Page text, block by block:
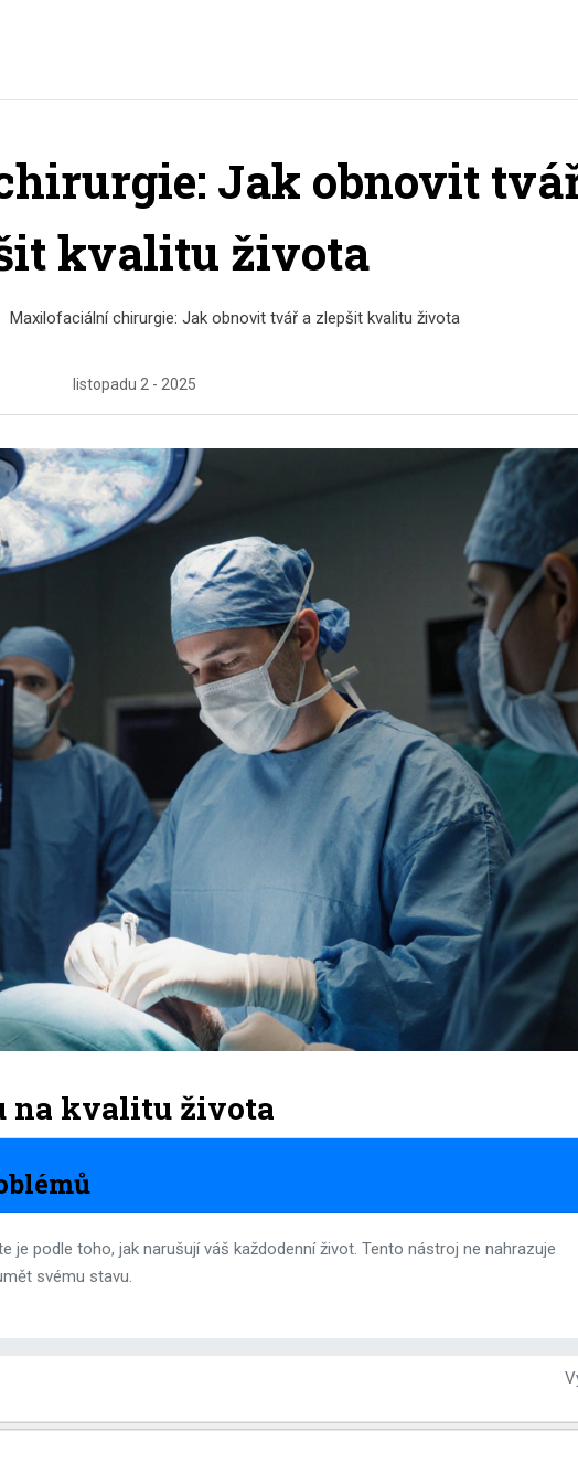
Jak obnovit
kvalitu života
Maxilofaciální chirurgie: Jak obnovit tvář a zlepšit kvalitu života
listopadu 2 - 2025
na kvalitu života
je podle toho, jak narušují váš každodenní život. Tento nástroj ne nahrazuje
svému stavu.